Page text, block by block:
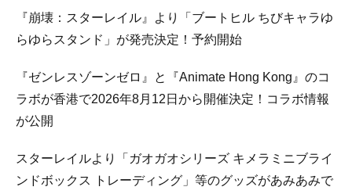
『崩壊：スターレイル』より「ブートヒル ちびキャラゆ
らゆらスタンド」が発売決定！予約開始
『ゼンレスゾーンゼロ』と『Animate Hong Kong』のコ
ラボが香港で2026年8月12日から開催決定！コラボ情報
が公開
スターレイルより「ガオガオシリーズ キメラミニブライ
ンドボックス トレーディング」等のグッズがあみあみで